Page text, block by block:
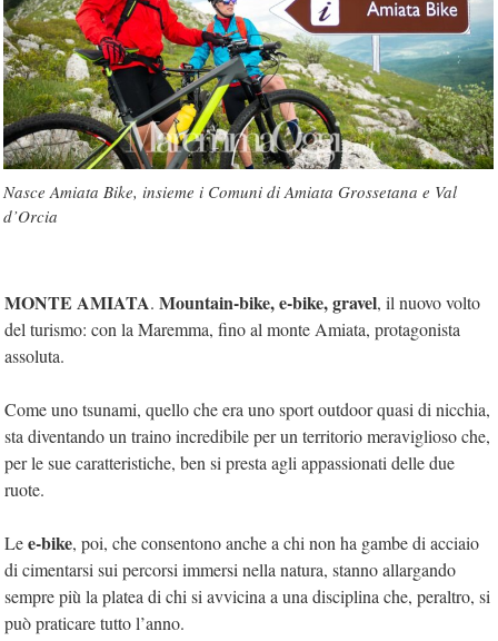
Nasce Amiata Bike, insieme i Comuni di Amiata Grossetana e Val
d’Orcia
MONTE AMIATA. Mountain-bike, e-bike, gravel, il nuovo volto
del turismo: con la Maremma, fino al monte Amiata, protagonista
assoluta.
Come uno tsunami, quello che era uno sport outdoor quasi di nicchia,
sta diventando un traino incredibile per un territorio meraviglioso che,
per le sue caratteristiche, ben si presta agli appassionati delle due
ruote.
Lee-bike, poi, che consentono anche a chi non ha gambe di acciaio
di cimentarsi sui percorsi immersi nella natura, stanno allargando
sempre più la platea di chi si avvicina a una disciplina che, peraltro, si
può praticare tutto l’anno.